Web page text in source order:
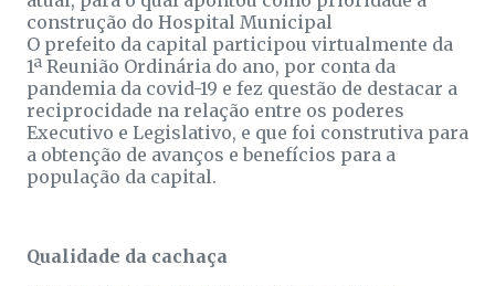
construção do Hospital Municipal
O prefeito da capital participou virtualmente da
1ª Reunião Ordinária do ano, por conta da
pandemia da covid-19 e fez questão de destacar a
reciprocidade na relação entre os poderes
Executivo e Legislativo, e que foi construtiva para
a obtenção de avanços e benefícios para a
população da capital.
Qualidade da cachaça